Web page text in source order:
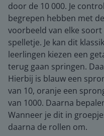
door de 10 000. Je
begrepen hebben met
voorbeeld van elke
spelletje. Je kan dit
leerlingen kiezen een
terug gaan springen.
Hierbij is blauw een
van 10, oranje een
van 1000. Daarna
Wanneer je dit in
daarna de rollen om.